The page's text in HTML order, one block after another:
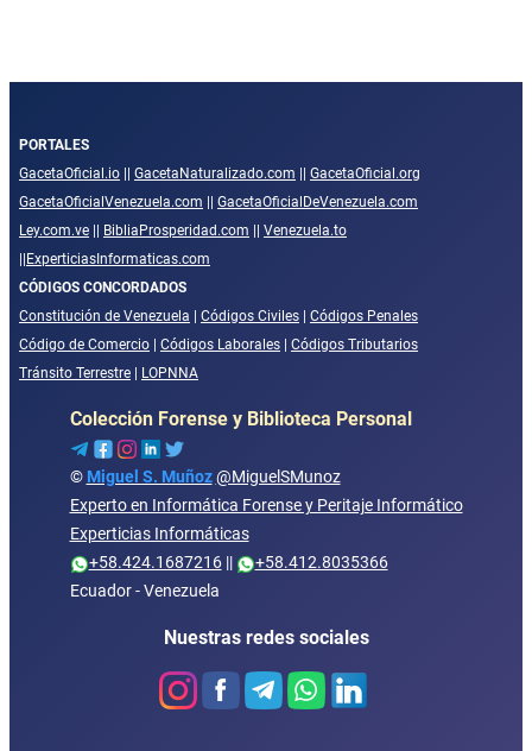
PORTALES
GacetaOficial.io
GacetaNaturalizado.com
GacetaOficial.org
GacetaOficialVenezuela.com
GacetaOficialDeVenezuela.com
Ley.com.ve
BibliaProsperidad.com
Venezuela.to
ExperticiasInformaticas.com
CÓDIGOS CONCORDADOS
Constitución de Venezuela
Códigos Civiles
Códigos Penales
Código de Comercio
Códigos Laborales
Códigos Tributarios
Tránsito Terrestre
LOPNNA
Colección Forense y Biblioteca Personal
© Miguel S. Muñoz @MiguelSMunoz
Experto en Informática Forense y Peritaje Informático
Experticias Informáticas
+58.424.1687216||
+58.412.8035366
Ecuador - Venezuela
Nuestras redes sociales